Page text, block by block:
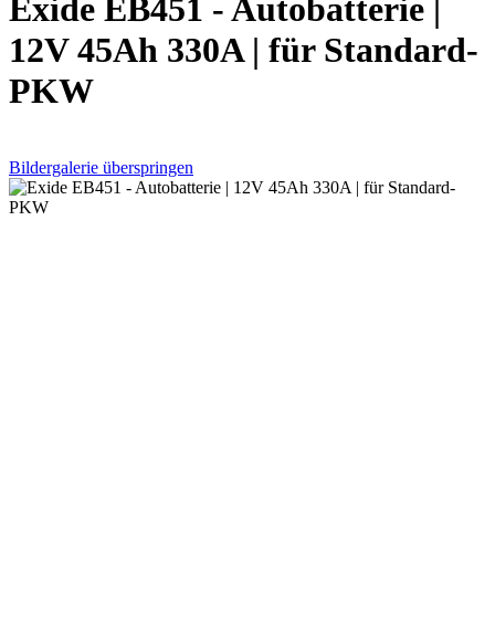
Exide EB451 - Autobatterie |
12V 45Ah 330A | für Standard-
PKW
Bildergalerie überspringen